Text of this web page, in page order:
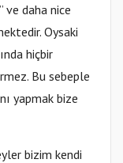
ve daha nice
Oysaki
hiçbir
Bu sebeple
yapmak bize
bizim kendi